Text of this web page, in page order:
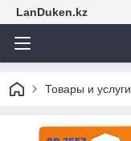
LanDuken.kz
Товары и услуги